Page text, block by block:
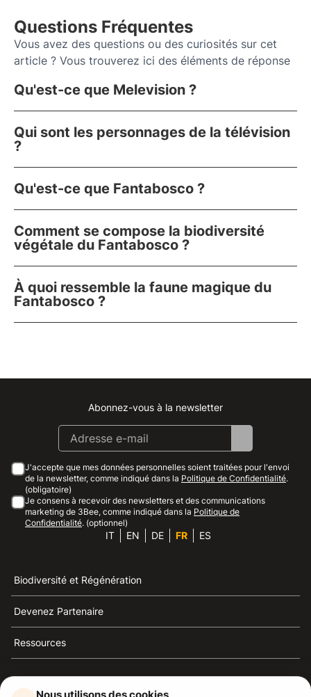
Questions Fréquentes
Vous avez des questions ou des curiosités sur cet
article ? Vous trouverez ici des éléments de réponse
Qu'est-ce que Melevision ?
Qui sont les personnages de la télévision
?
Qu'est-ce que Fantabosco ?
Comment se compose la biodiversité
végétale du Fantabosco ?
À quoi ressemble la faune magique du
Fantabosco ?
Instagram
Facebook
Linkedin
Youtube
Abonnez-vous à la newsletter
J'accepte que mes données personnelles soient traitées pour l'envoi
de la newsletter, comme indiqué dans la Politique de Confidentialité.
(obligatoire)
Je consens à recevoir des newsletters et des communications
marketing de 3Bee, comme indiqué dans la Politique de
Confidentialité. (optionnel)
IT EN DE FR ES
Biodiversité et Régénération
Devenez Partenaire
Ressources